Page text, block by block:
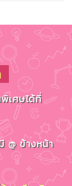
เศษได้ที่
@ ข้างหน้า